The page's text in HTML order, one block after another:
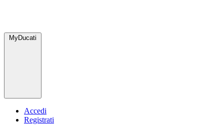
MyDucati
Accedi
Registrati